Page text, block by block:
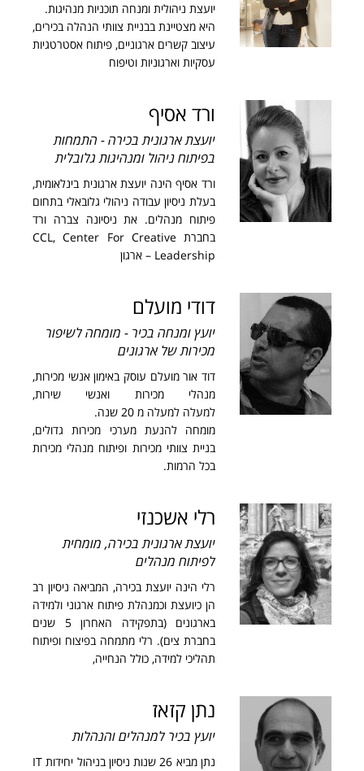
יועצת ניהולית ומנחה תוכניות מנהיגות.
היא מצטיינת בבניית צוותי הנהלה בכירים,
עיצוב קשרים ארגוניים, פיתוח אסטרטגיות
עסקיות וארגוניות וטיפוח
ורד אסיף
יועצת ארגונית בכירה - התמחות
בפיתוח ניהול ומנהיגות גלובלית
ורד אסיף הינה יועצת ארגונית בינלאומית,
בעלת ניסיון עבודה ניהולי גלובאלי בתחום
פיתוח מנהלים. את ניסיונה צברה ורד
בחברת CCL, Center For Creative
Leadership – ארגון
דודי מועלם
יועץ ומנחה בכיר - מומחה לשיפור
מכירות של ארגונים
דוד אור מועלם עוסק באימון אנשי מכירות,
מנהלי מכירות ואנשי שירות,
למעלה למעלה מ 20 שנה.
מומחה להנעת מערכי מכירות גדולים,
בניית צוותי מכירות ופיתוח מנהלי מכירות
בכל הרמות.
רלי אשכנזי
יועצת ארגונית בכירה, מומחית
לפיתוח מנהלים
רלי הינה יועצת בכירה, המביאה ניסיון רב
הן כיועצת וכמנהלת פיתוח ארגוני ולמידה
בארגונים (בתפקידה האחרון 5 שנים
בחברת צים). רלי מתמחה בפיצוח ופיתוח
תהליכי למידה, כולל הנחייה,
נתן קזאז
יועץ בכיר למנהלים והנהלות
נתן מביא 26 שנות ניסיון בניהול יחידות IT